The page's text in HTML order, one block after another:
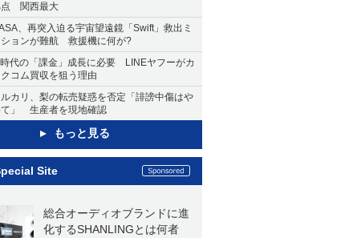
点 関西最大
、再突入迫る宇宙望遠鏡「Swift」救出ミ
ションが難航 救援機に何が?
代の「課金」成長に必要 LINEヤフーがカ
コム買収を狙う理由
ルカリ、梨の転売疑惑を否定「誹謗中傷はや
」 生産者を現地確認
もっと見る
Site
総合オーディオブランドに進
化するSHANLINGとは何者